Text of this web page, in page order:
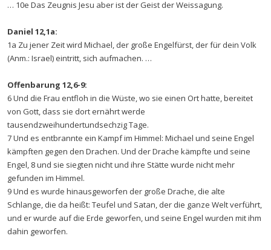
… 10e Das Zeugnis Jesu aber ist der Geist der Weissagung.
Daniel 12,1a:
1a Zu jener Zeit wird Michael, der große Engelfürst, der für dein Volk
(Anm.: Israel) eintritt, sich aufmachen. …
Offenbarung 12,6-9:
6 Und die Frau entfloh in die Wüste, wo sie einen Ort hatte, bereitet
von Gott, dass sie dort ernährt werde
tausendzweihundertundsechzig Tage.
7 Und es entbrannte ein Kampf im Himmel: Michael und seine Engel
kämpften gegen den Drachen. Und der Drache kämpfte und seine
Engel, 8 und sie siegten nicht und ihre Stätte wurde nicht mehr
gefunden im Himmel.
9 Und es wurde hinausgeworfen der große Drache, die alte
Schlange, die da heißt: Teufel und Satan, der die ganze Welt verführt,
und er wurde auf die Erde geworfen, und seine Engel wurden mit ihm
dahin geworfen.